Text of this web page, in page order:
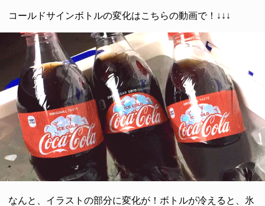
コールドサインボトルの変化はこちらの動画で！↓↓↓
なんと、イラストの部分に変化が！ボトルが冷えると、氷